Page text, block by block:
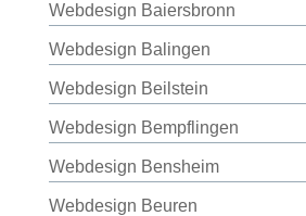
Webdesign Baiersbronn
Webdesign Balingen
Webdesign Beilstein
Webdesign Bempflingen
Webdesign Bensheim
Webdesign Beuren